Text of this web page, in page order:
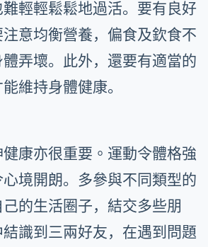
輕輕鬆鬆地過活。要有良好
意均衡營養，偏食及欽食不
弄壞。此外，還要有適當的
維持身體健康。
康亦很重要。 運動令體格強
境開朗。多參與不同類型的
的生活圈子，結交多些朋
識到三兩好友，在遇到問題